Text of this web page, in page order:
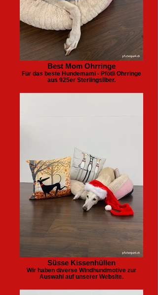
Best Mom Ohrringe
Für das beste Hundemami - Pfötli Ohrringe
aus 925er Sterlingsilber.
Süsse Kissenhüllen
Wir haben diverse Windhundmotive zur
Auswahl auf unserer Website.